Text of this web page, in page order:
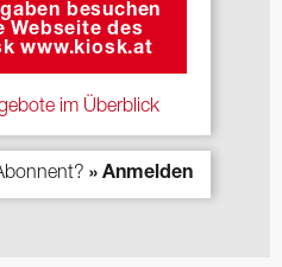
besuchen
Webseite des
www.kiosk.at
im Überblick
» Anmelden